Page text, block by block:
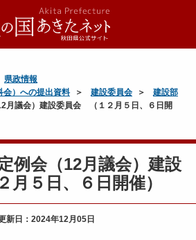
県政情報
会）への提出資料
建設委員会
建設部
月議会）建設委員会 （１２月５日、６日開
例会（12月議会）建設
５日、６日開催）
新日： 2024年12月05日